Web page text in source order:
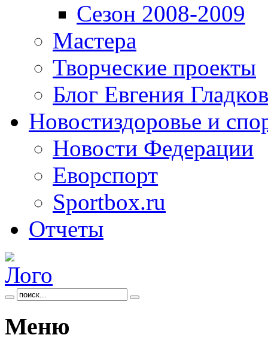
Сезон 2008-2009
Мастера
Творческие проекты
Блог Евгения
Новостиздоровье и
Новости Федерации
Еворспорт
Sportbox.ru
Отчеты
Меню